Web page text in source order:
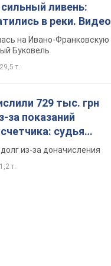
ливень:
в реки. Видео
на Ивано-Франковскую
Буковель
29,5 т.
729 тыс. грн
за показаний
судья
решение
из-за доначисления
т.